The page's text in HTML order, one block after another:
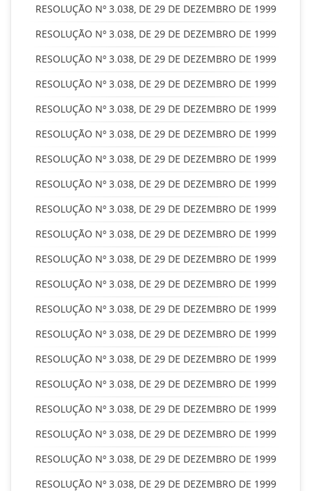
RESOLUÇÃO Nº 3.038, DE 29 DE DEZEMBRO DE 1999
RESOLUÇÃO Nº 3.038, DE 29 DE DEZEMBRO DE 1999
RESOLUÇÃO Nº 3.038, DE 29 DE DEZEMBRO DE 1999
RESOLUÇÃO Nº 3.038, DE 29 DE DEZEMBRO DE 1999
RESOLUÇÃO Nº 3.038, DE 29 DE DEZEMBRO DE 1999
RESOLUÇÃO Nº 3.038, DE 29 DE DEZEMBRO DE 1999
RESOLUÇÃO Nº 3.038, DE 29 DE DEZEMBRO DE 1999
RESOLUÇÃO Nº 3.038, DE 29 DE DEZEMBRO DE 1999
RESOLUÇÃO Nº 3.038, DE 29 DE DEZEMBRO DE 1999
RESOLUÇÃO Nº 3.038, DE 29 DE DEZEMBRO DE 1999
RESOLUÇÃO Nº 3.038, DE 29 DE DEZEMBRO DE 1999
RESOLUÇÃO Nº 3.038, DE 29 DE DEZEMBRO DE 1999
RESOLUÇÃO Nº 3.038, DE 29 DE DEZEMBRO DE 1999
RESOLUÇÃO Nº 3.038, DE 29 DE DEZEMBRO DE 1999
RESOLUÇÃO Nº 3.038, DE 29 DE DEZEMBRO DE 1999
RESOLUÇÃO Nº 3.038, DE 29 DE DEZEMBRO DE 1999
RESOLUÇÃO Nº 3.038, DE 29 DE DEZEMBRO DE 1999
RESOLUÇÃO Nº 3.038, DE 29 DE DEZEMBRO DE 1999
RESOLUÇÃO Nº 3.038, DE 29 DE DEZEMBRO DE 1999
RESOLUÇÃO Nº 3.038, DE 29 DE DEZEMBRO DE 1999